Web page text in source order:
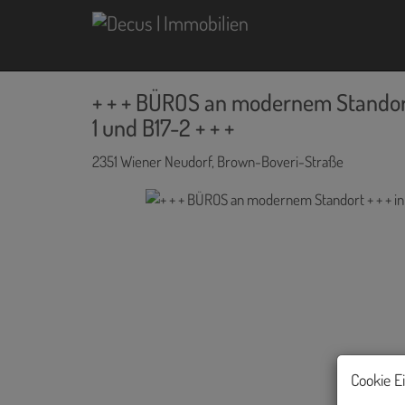
+ + + BÜROS an modernem
1 und B17-2 + + +
2351 Wiener Neudorf, Brown-Boveri-Straße
Cookie